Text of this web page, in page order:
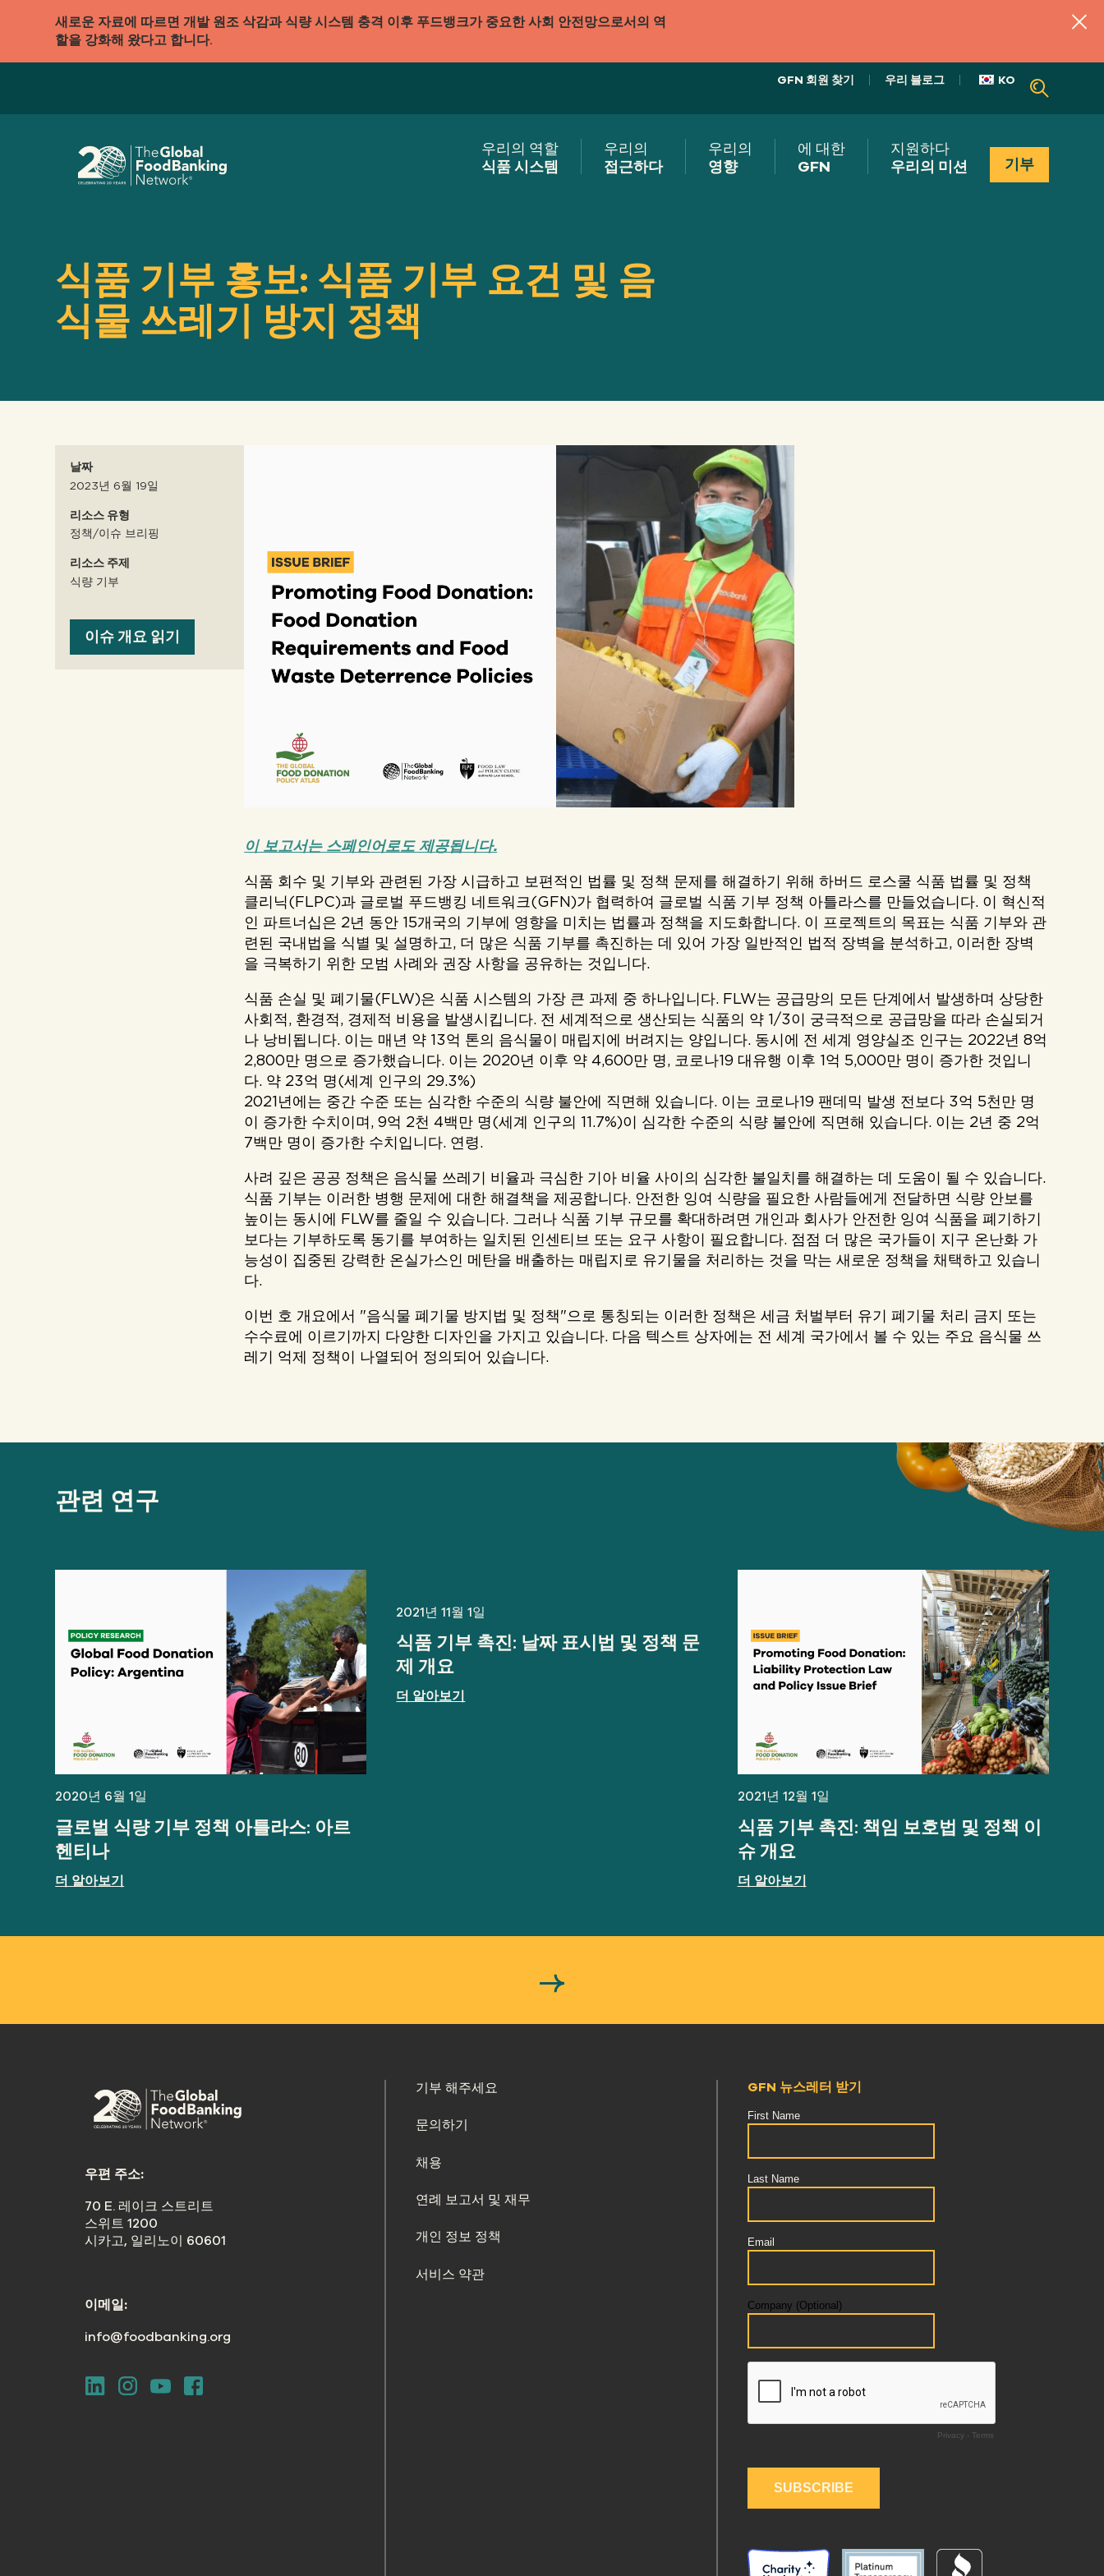
새로운 자료에 따르면 개발 원조 삭감과 식량 시스템 충격 이후 푸드뱅크가 중요한 사회 안전망으로서의 역
할을 강화해 왔다고 합니다.
GFN 회원 찾기 우리 블로그 KO
우리의 역할
식품 시스템
우리의
접근하다
우리의
영향
에 대한
GFN
지원하다
우리의 미션
기부
식품 기부 홍보: 식품 기부 요건 및 음
식물 쓰레기 방지 정책
날짜
2023년 6월 19일
리소스 유형
정책/이슈 브리핑
리소스 주제
식량 기부
이슈 개요 읽기
이 보고서는 스페인어로도 제공됩니다.
식품 회수 및 기부와 관련된 가장 시급하고 보편적인 법률 및 정책 문제를 해결하기 위해 하버드 로스쿨 식품 법률 및 정책
클리닉(FLPC)과 글로벌 푸드뱅킹 네트워크(GFN)가 협력하여 글로벌 식품 기부 정책 아틀라스를 만들었습니다. 이 혁신적
인 파트너십은 2년 동안 15개국의 기부에 영향을 미치는 법률과 정책을 지도화합니다. 이 프로젝트의 목표는 식품 기부와 관
련된 국내법을 식별 및 설명하고, 더 많은 식품 기부를 촉진하는 데 있어 가장 일반적인 법적 장벽을 분석하고, 이러한 장벽
을 극복하기 위한 모범 사례와 권장 사항을 공유하는 것입니다.
식품 손실 및 폐기물(FLW)은 식품 시스템의 가장 큰 과제 중 하나입니다. FLW는 공급망의 모든 단계에서 발생하며 상당한
사회적, 환경적, 경제적 비용을 발생시킵니다. 전 세계적으로 생산되는 식품의 약 1/3이 궁극적으로 공급망을 따라 손실되거
나 낭비됩니다. 이는 매년 약 13억 톤의 음식물이 매립지에 버려지는 양입니다. 동시에 전 세계 영양실조 인구는 2022년 8억
2,800만 명으로 증가했습니다. 이는 2020년 이후 약 4,600만 명, 코로나19 대유행 이후 1억 5,000만 명이 증가한 것입니
다. 약 23억 명(세계 인구의 29.3%)
2021년에는 중간 수준 또는 심각한 수준의 식량 불안에 직면해 있습니다. 이는 코로나19 팬데믹 발생 전보다 3억 5천만 명
이 증가한 수치이며, 9억 2천 4백만 명(세계 인구의 11.7%)이 심각한 수준의 식량 불안에 직면해 있습니다. 이는 2년 중 2억
7백만 명이 증가한 수치입니다. 연령.
사려 깊은 공공 정책은 음식물 쓰레기 비율과 극심한 기아 비율 사이의 심각한 불일치를 해결하는 데 도움이 될 수 있습니다.
식품 기부는 이러한 병행 문제에 대한 해결책을 제공합니다. 안전한 잉여 식량을 필요한 사람들에게 전달하면 식량 안보를
높이는 동시에 FLW를 줄일 수 있습니다. 그러나 식품 기부 규모를 확대하려면 개인과 회사가 안전한 잉여 식품을 폐기하기
보다는 기부하도록 동기를 부여하는 일치된 인센티브 또는 요구 사항이 필요합니다. 점점 더 많은 국가들이 지구 온난화 가
능성이 집중된 강력한 온실가스인 메탄을 배출하는 매립지로 유기물을 처리하는 것을 막는 새로운 정책을 채택하고 있습니
다.
이번 호 개요에서 "음식물 폐기물 방지법 및 정책"으로 통칭되는 이러한 정책은 세금 처벌부터 유기 폐기물 처리 금지 또는
수수료에 이르기까지 다양한 디자인을 가지고 있습니다. 다음 텍스트 상자에는 전 세계 국가에서 볼 수 있는 주요 음식물 쓰
레기 억제 정책이 나열되어 정의되어 있습니다.
관련 연구
2020년 6월 1일
글로벌 식량 기부 정책 아틀라스: 아르
헨티나
더 알아보기
2021년 11월 1일
식품 기부 촉진: 날짜 표시법 및 정책 문
제 개요
더 알아보기
2021년 12월 1일
식품 기부 촉진: 책임 보호법 및 정책 이
슈 개요
더 알아보기
우편 주소:
70 E. 레이크 스트리트
스위트 1200
시카고, 일리노이 60601
이메일:
info@foodbanking.org
기부 해주세요
문의하기
채용
연례 보고서 및 재무
개인 정보 정책
서비스 약관
GFN 뉴스레터 받기